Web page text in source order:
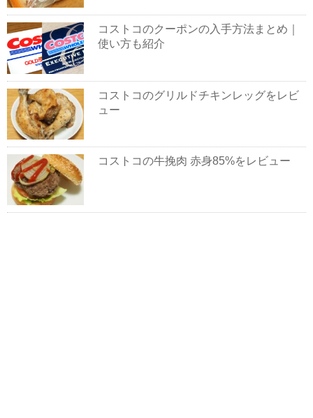
コストコのクーポンの入手方法まとめ｜
使い方も紹介
コストコのグリルドチキンレッグをレビ
ュー
コストコの牛挽肉 赤身85%をレビュー